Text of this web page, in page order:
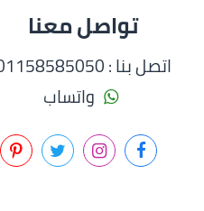
تواصل معنا
اتصل بنا : 01158585050
واتساب